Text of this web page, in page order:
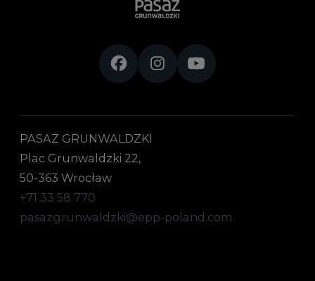
PASAŻ GRUNWALDZKI
Plac Grunwaldzki 22,
50-363 Wrocław
+71 33 58 770
pasazgrunwaldzki@epp-poland.com